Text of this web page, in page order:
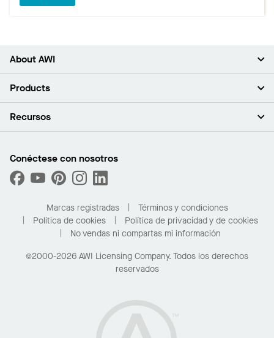
About AWI
Acerca de nosotros
Sala de prensa
¿Cuáles son mis opciones de compra?
Products
Plafones
Capacidades personalizadas
Desempeño
Recursos
Buscar un distribuidor
Solicitar muestras
Compre en línea con Kanopi
Para el hogar
Conéctese con nosotros
Marcas registradas
Términos y condiciones
Política de cookies
Política de privacidad y de cookies
No vendas ni compartas mi información
©2000-2026 AWI Licensing Company. Todos los derechos
reservados